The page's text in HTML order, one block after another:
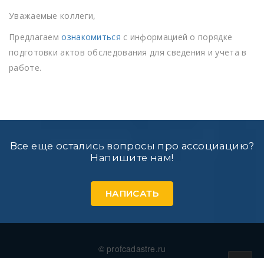
Уважаемые коллеги,
Предлагаемознакомиться с информацией о порядке
подготовки актов обследования для сведения и учета в
работе.
Все еще остались вопросы про ассоциацию?
Напишите нам!
НАПИСАТЬ
© profcadastre.ru